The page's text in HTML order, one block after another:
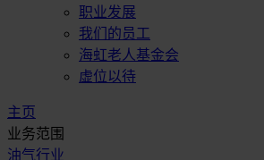
职业发展
我们的员工
海虹老人基金会
虚位以待
主页
业务范围
油气行业